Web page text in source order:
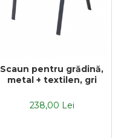
Scaun pentru grădină,
metal + textilen, gri
238,00 Lei